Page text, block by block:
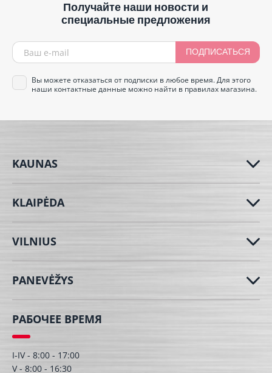
Получайте наши новости и
специальные предложения
ПОДПИСАТЬСЯ
Вы можете отказаться от подписки в любое время. Для этого
наши контактные данные можно найти в правилах магазина.
KAUNAS
KLAIPĖDA
VILNIUS
PANEVĖŽYS
РАБОЧЕЕ ВРЕМЯ
I-IV - 8:00 - 17:00
V - 8:00 - 16:30